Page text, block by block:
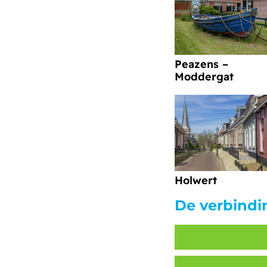
Peazens –
Moddergat
Holwert
De